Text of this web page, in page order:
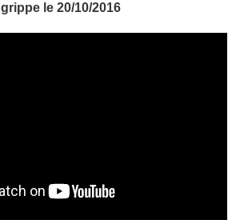
grippe le 20/10/2016